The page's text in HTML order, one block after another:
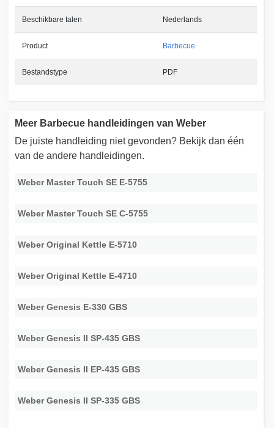
Beschikbare talen Nederlands
Product Barbecue
Bestandstype PDF
Meer Barbecue handleidingen van Weber
De juiste handleiding niet gevonden? Bekijk dan één
van de andere handleidingen.
Weber Master Touch SE E-5755
Weber Master Touch SE C-5755
Weber Original Kettle E-5710
Weber Original Kettle E-4710
Weber Genesis E-330 GBS
Weber Genesis II SP-435 GBS
Weber Genesis II EP-435 GBS
Weber Genesis II SP-335 GBS